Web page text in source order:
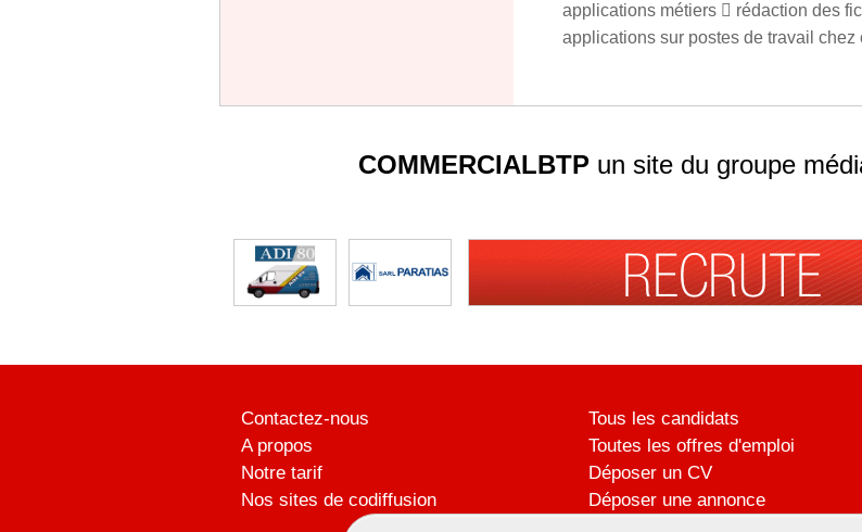
applications métiers  rédaction des
applications sur postes de travail chez
COMMERCIALBTP un site du groupe
Contactez-nous
A propos
Notre tarif
Nos sites de codiffusion
Tous les candidats
Toutes les offres d'emploi
Déposer un CV
Déposer une annonce